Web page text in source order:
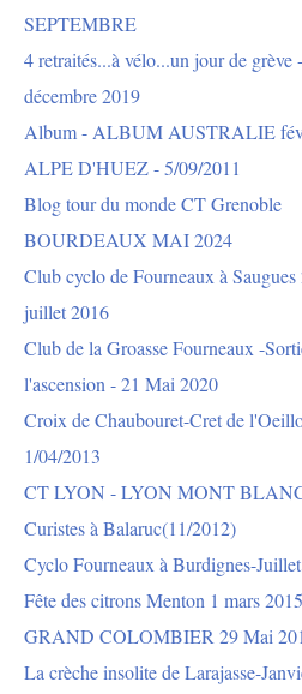
SEPTEMBRE
4 retraités...à vélo...un jour de grève
décembre 2019
Album - ALBUM AUSTRALIE
ALPE D'HUEZ - 5/09/2011
Blog tour du monde CT Grenoble
BOURDEAUX MAI 2024
Club cyclo de Fourneaux à Saugues
juillet 2016
Club de la Groasse Fourneaux -
l'ascension - 21 Mai 2020
Croix de Chaubouret-Cret de
1/04/2013
CT LYON - LYON MONT
Curistes à Balaruc(11/2012)
Cyclo Fourneaux à Burdignes-
Fête des citrons Menton 1 mars 2015
GRAND COLOMBIER 29 Mai
La crèche insolite de Larajasse-